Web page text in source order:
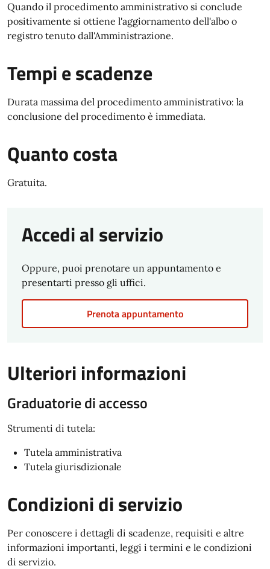
Quando il procedimento amministrativo si conclude
positivamente si ottiene l'aggiornamento dell'albo o
registro tenuto dall'Amministrazione.
Tempi e scadenze
Durata massima del procedimento amministrativo: la
conclusione del procedimento è immediata.
Quanto costa
Gratuita.
Accedi al servizio
Oppure, puoi prenotare un appuntamento e
presentarti presso gli uffici.
Prenota appuntamento
Ulteriori informazioni
Graduatorie di accesso
Strumenti di tutela:
Tutela amministrativa
Tutela giurisdizionale
Condizioni di servizio
Per conoscere i dettagli di scadenze, requisiti e altre
informazioni importanti, leggi i termini e le condizioni
di servizio.